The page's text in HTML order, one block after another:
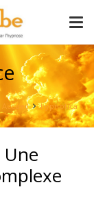
Accueil hypnotica
Une